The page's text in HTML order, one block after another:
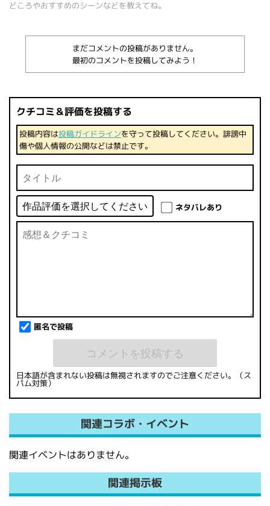
どころやおすすめのシーンなどを教えてね。
まだコメントの投稿がありません。
最初のコメントを投稿してみよう！
クチコミ＆評価を投稿する
投稿内容は投稿ガイドラインを守って投稿してください。誹謗中
傷や個人情報の公開などは禁止です。
ネタバレあり
匿名で投稿
日本語が含まれない投稿は無視されますのでご注意ください。（ス
パム対策）
関連コラボ・イベント
関連イベントはありません。
関連掲示板